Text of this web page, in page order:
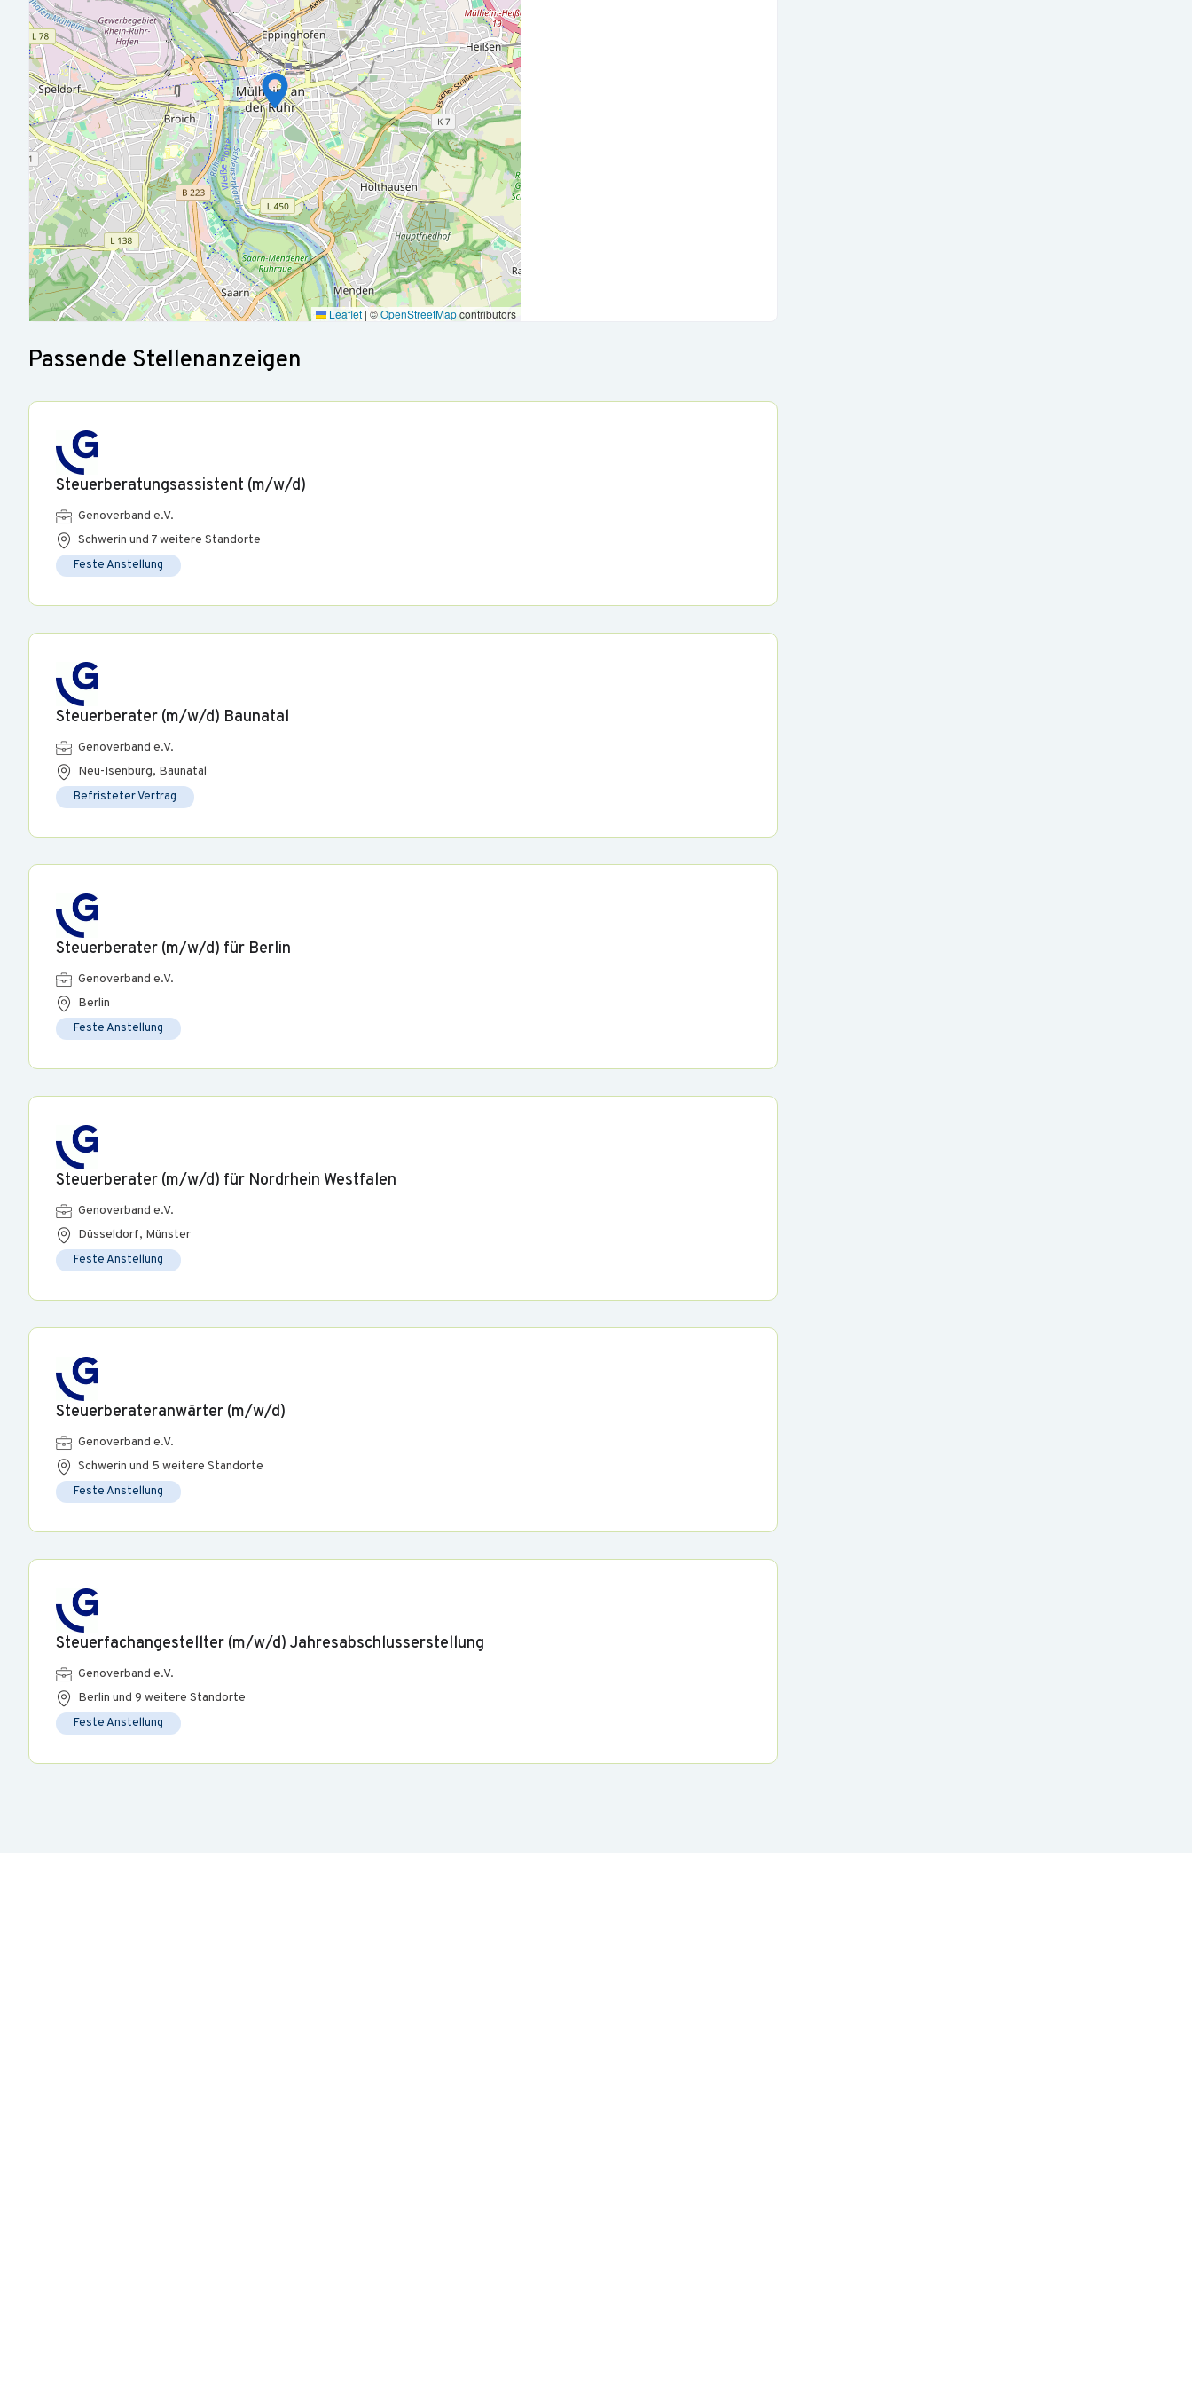
Beratungsangeboten rund um die Gesundheit.
Vergünstigungen
Über unsere Corporate-Benefit-Plattform können alle Beschäftigten von günstigen Mitarbeiterkonditionen und Rabatten
profitieren.
Fairness
Lebensarbeitszeitkonto: Überstunden verfallen bei uns nicht, sie werden angespart, ausgeglichen oder ausbezahlt.
Beweglichkeit
Wir bieten Fahrradleasing und Bahnfahrten in der 1. Klasse.
Leaflet | ©OpenStreetMapcontributors
Passende Stellenanzeigen
Steuerberatungsassistent (m/w/d)
Genoverband e.V.
Schwerin und 7 weitere Standorte
Feste Anstellung
Steuerberater (m/w/d) Baunatal
Genoverband e.V.
Neu-Isenburg, Baunatal
Befristeter Vertrag
Steuerberater (m/w/d) für Berlin
Genoverband e.V.
Berlin
Feste Anstellung
Steuerberater (m/w/d) für Nordrhein Westfalen
Genoverband e.V.
Düsseldorf, Münster
Feste Anstellung
Steuerberateranwärter (m/w/d)
Genoverband e.V.
Schwerin und 5 weitere Standorte
Feste Anstellung
Steuerfachangestellter (m/w/d) Jahresabschlusserstellung
Genoverband e.V.
Berlin und 9 weitere Standorte
Feste Anstellung